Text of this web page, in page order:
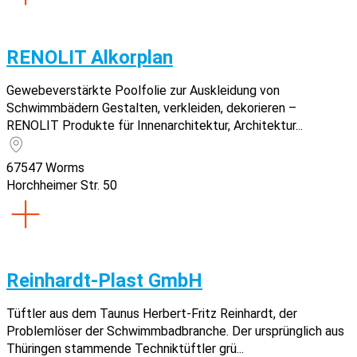
RENOLIT Alkorplan
Gewebeverstärkte Poolfolie zur Auskleidung von
Schwimmbädern Gestalten, verkleiden, dekorieren –
RENOLIT Produkte für Innenarchitektur, Architektur...
67547 Worms
Horchheimer Str. 50
Reinhardt-Plast GmbH
Tüftler aus dem Taunus Herbert-Fritz Reinhardt, der
Problemlöser der Schwimmbadbranche. Der ursprünglich aus
Thüringen stammende Techniktüftler grü...